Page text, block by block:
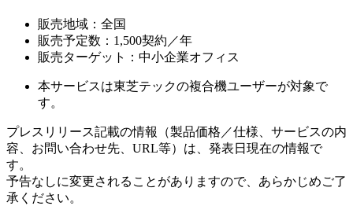
販売地域：全国
販売予定数：1,500契約／年
販売ターゲット：中小企業オフィス
本サービスは東芝テックの複合機ユーザーが対象で
す。
プレスリリース記載の情報（製品価格／仕様、サービスの内
容、お問い合わせ先、URL等）は、発表日現在の情報で
す。
予告なしに変更されることがありますので、あらかじめご了
承ください。